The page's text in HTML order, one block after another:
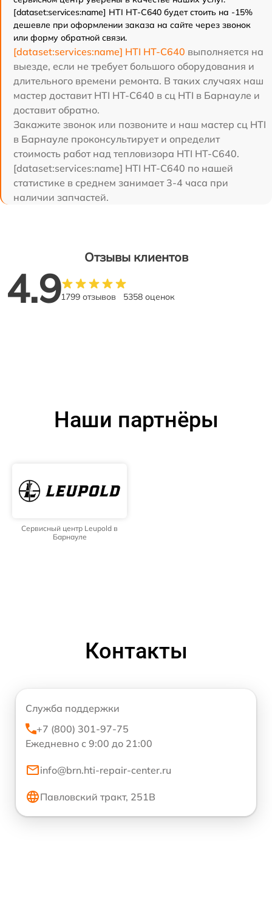
[dataset:services:name] HTI HT-C640 будет стоить на -15%
дешевле при оформлении заказа на сайте через звонок
или форму обратной связи.
[dataset:services:name] HTI HT-C640 выполняется на
выезде, если не требует большого оборудования и
длительного времени ремонта. В таких случаях наш
мастер доставит HTI HT-C640 в сц HTI в Барнауле и
доставит обратно.
Закажите звонок или позвоните и наш мастер сц HTI
в Барнауле проконсультирует и определит
стоимость работ над тепловизора HTI HT-C640.
[dataset:services:name] HTI HT-C640 по нашей
статистике в среднем занимает 3-4 часа при
наличии запчастей.
Отзывы клиентов
4.91799 отзывов 5358 оценок
Наши партнёры
Сервисный центр Leupold в
Барнауле
Контакты
Служба поддержки
+7 (800) 301-97-75
Ежедневно с 9:00 до 21:00
info@brn.hti-repair-center.ru
Павловский тракт, 251В